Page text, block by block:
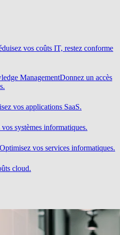
vos coûts IT, restez conforme
ManagementDonnez un accès
vos applications SaaS.
systèmes informatiques.
Optimisez vos services informatiques.
cloud.